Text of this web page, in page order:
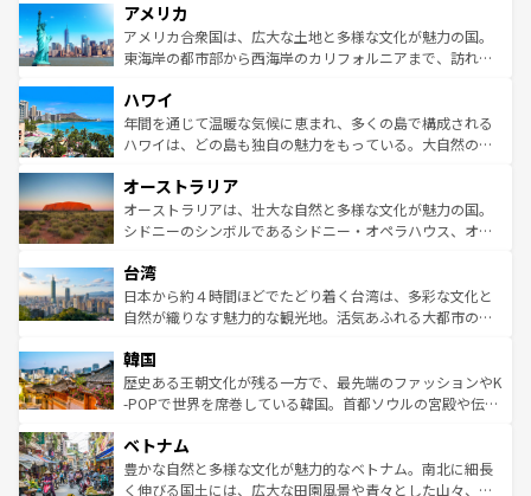
ンツ一覧を参照してほしい。
の建物がそのまま残る町や、スイスならではのユニークな
博物館もあり、アルプス観光だけでなく町歩きも満喫する
ことができる。国民の所得が高いため物価も高いが、旅行
ば市内交通費無料で観光を楽しむこともできる。 なお、新
着のスイス情報はコンテンツ一覧 を参照してほしい。
アメリカ
アメリカ合衆国は、広大な土地と多様な文化が魅力の国。
東海岸の都市部から西海岸のカリフォルニアまで、訪れる
のような巨大都市は、観光、ショッピング、エンターテイ
ンメントが詰まった刺激的なスポットだ。一方、アメリカ
西部には大自然が広がり、グランドキャニオンやイエロー
部のニューオーリンズでは、音楽と美食が融合した独特の
文化が魅力。旅行者はアメリカの各地域で異なる魅力を楽
しみながら、その多様性と豊かな歴史を感じることができ
ならではの贅沢な旅のスタイルだ。 なお、新着のアメリカ
情報はコンテンツ一覧を参照してほしい。
ハワイ
年間を通じて温暖な気候に恵まれ、多くの島で構成される
ハワイは、どの島も独自の魅力をもっている。大自然の神
ワイ島は見逃せない。また、定番の観光地といえばオアフ
島だが、静かな自然を求めるならマウイ島やカウアイ島が
おすすめ。エメラルドグリーンに輝く海をはじめ、豊かな
れるおもてなしの心で訪れる人々を迎えてくれるハワイの
人々、おいしいローカルフードやハワイアンミュージッ
ク、伝統的なフラダンスなど、すべてがハワイの魅力を彩
ワイを、存分に味わってほしい。 なお、新着のハワイ情報
はコンテンツ一覧を参照してほしい。
オーストラリア
オーストラリアは、壮大な自然と多様な文化が魅力の国。
シドニーのシンボルであるシドニー・オペラハウス、オー
リアリーフや大陸中央部にそびえるウルル（エアーズロッ
ク）、タスマニアの美しい原生林やケアンズの熱帯雨林な
ど、見どころがたくさん。また、カフェやワイン、オージ
いる。アクティビティも充実しており、サーフィンやダイ
ビング、ハイキングなど、アウトドア好きにはたまらな
い。オーストラリアの多彩な魅力を存分に味わいつくそ
参照してほしい。
台湾
日本から約４時間ほどでたどり着く台湾は、多彩な文化と
自然が織りなす魅力的な観光地。活気あふれる大都市の台
ン）、静ひつな山岳地帯である台湾東部など、都市の喧騒
と山間の静けさが共存しており、訪れる人に新しい発見と
驚きをもたらしてくれる。また、奥深い台湾の食文化も魅
容にもいいと評判のスイーツなど、バラエティ豊かな料理
が味わえる。 なお、新着の台湾情報は コンテンツ一覧を参
照してほしい。
韓国
歴史ある王朝文化が残る一方で、最先端のファッションやK
-POPで世界を席巻している韓国。首都ソウルの宮殿や伝統
き、地方に足を延ばせば四季折々の自然美を楽しむことが
できる。そして、キムチや焼肉、絶品のストリートフード
まで、さまざまな韓国料理が待っている。夜には、韓国な
ベトナム
豊かな自然と多様な文化が魅力的なベトナム。南北に細長
く伸びる国土には、広大な田園風景や青々とした山々、世